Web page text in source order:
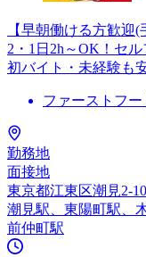
【早朝働ける方歓迎
2・1日2h～OK！セ
初バイト・未経験も
ファーストフー
勤務地
面接地
東京都江東区潮見2-
潮見駅、東陽町駅、
前仲町駅